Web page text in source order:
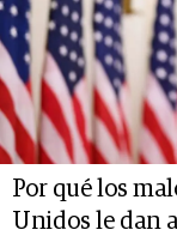
Por qué los
Unidos le dan